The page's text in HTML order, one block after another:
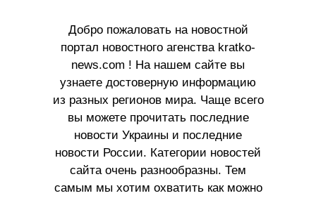
Добро пожаловать на новостной
портал новостного агенства kratko-
news.com ! На нашем сайте вы
узнаете достоверную информацию
из разных регионов мира. Чаще всего
вы можете прочитать последние
новости Украины и последние
новости России. Категории новостей
сайта очень разнообразны. Тем
самым мы хотим охватить как можно